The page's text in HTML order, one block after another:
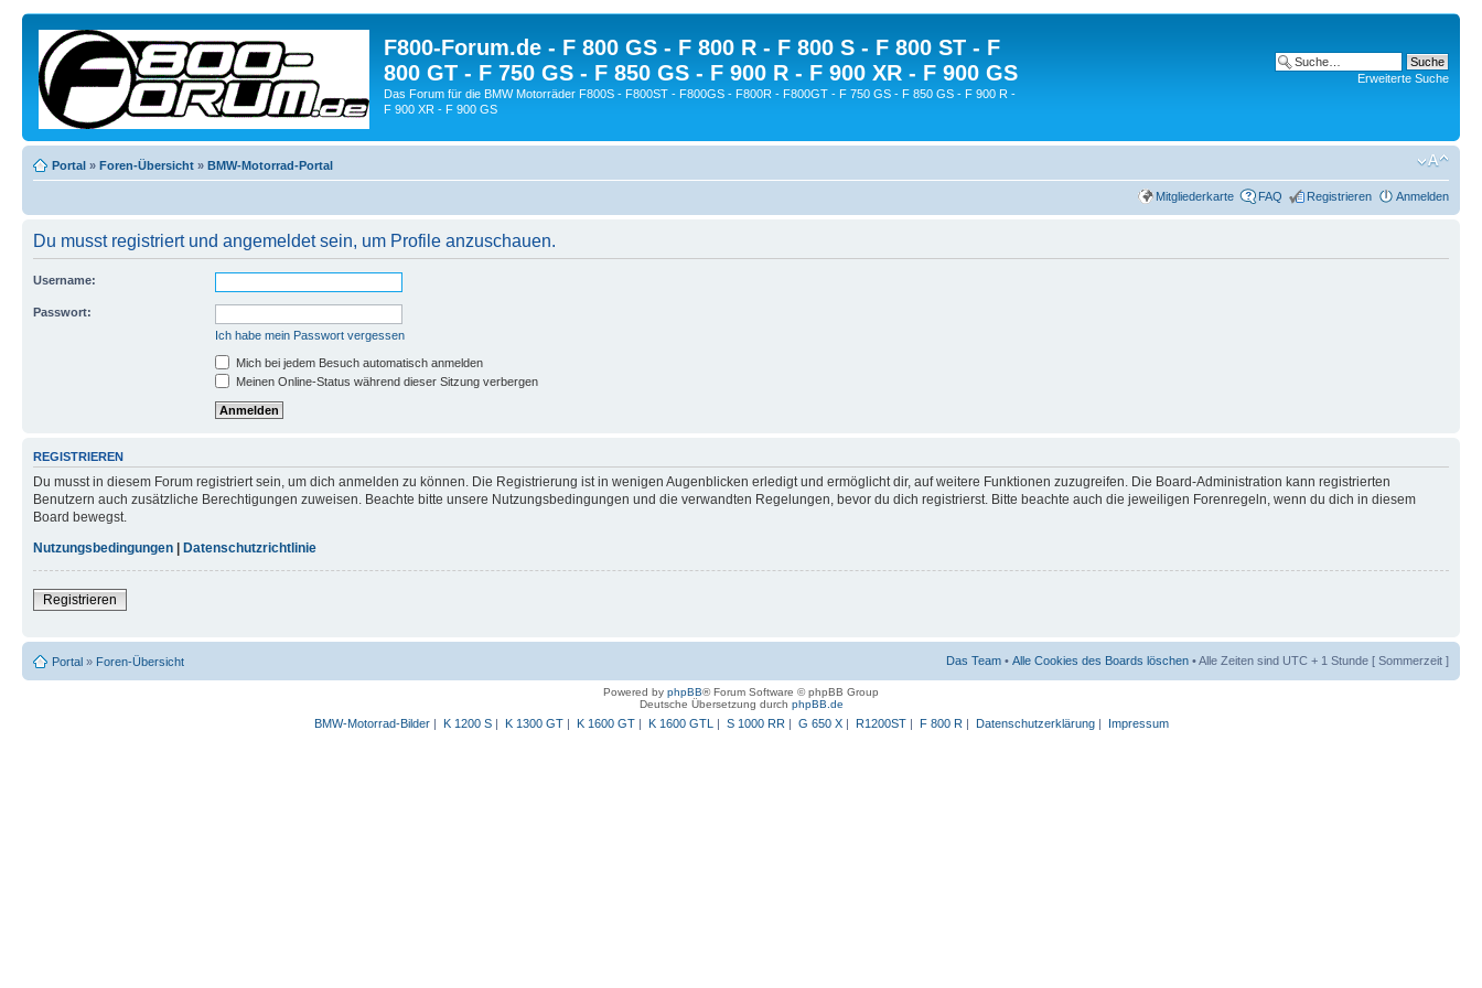
F800-Forum.de - F 800 GS - F 800 R - F 800 S - F 800 ST - F
800 GT - F 750 GS - F 850 GS - F 900 R - F 900 XR - F 900 GS
Das Forum für die BMW Motorräder F800S - F800ST - F800GS - F800R - F800GT - F 750 GS - F 850 GS - F 900 R -
F 900 XR - F 900 GS
Erweiterte Suche
Portal » Foren-Übersicht » BMW-Motorrad-Portal
Mitgliederkarte FAQ Registrieren Anmelden
Du musst registriert und angemeldet sein, um Profile anzuschauen.
Username:
Passwort:
Ich habe mein Passwort vergessen
Mich bei jedem Besuch automatisch anmelden
Meinen Online-Status während dieser Sitzung verbergen
REGISTRIEREN
Du musst in diesem Forum registriert sein, um dich anmelden zu können. Die Registrierung ist in wenigen Augenblicken erledigt und ermöglicht dir, auf weitere Funktionen zuzugreifen. Die Board-Administration kann registrierten
Benutzern auch zusätzliche Berechtigungen zuweisen. Beachte bitte unsere Nutzungsbedingungen und die verwandten Regelungen, bevor du dich registrierst. Bitte beachte auch die jeweiligen Forenregeln, wenn du dich in diesem
Board bewegst.
Nutzungsbedingungen
Datenschutzrichtlinie
Registrieren
Portal » Foren-Übersicht Das Team • Alle Cookies des Boards löschen • Alle Zeiten sind UTC + 1 Stunde [ Sommerzeit ]
Powered by phpBB® Forum Software © phpBB Group
Deutsche Übersetzung durch phpBB.de
BMW-Motorrad-Bilder| K 1200 S| K 1300 GT| K 1600 GT| K 1600 GTL | S 1000 RR | G 650 X| R1200ST| F 800 R | Datenschutzerklärung| Impressum